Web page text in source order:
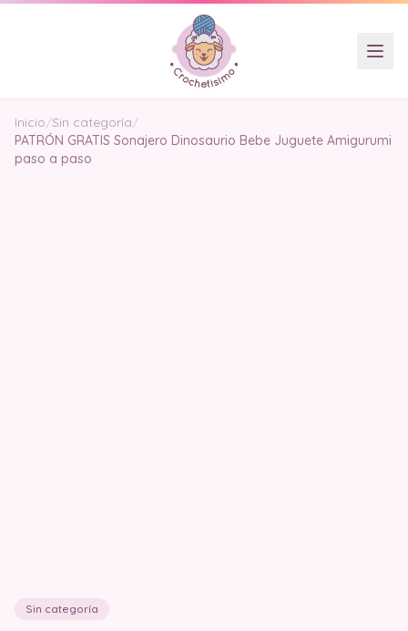
Inicio/Sin categoría/
PATRÓN GRATIS Sonajero Dinosaurio Bebe Juguete Amigurumi
paso a paso
Sin categoría